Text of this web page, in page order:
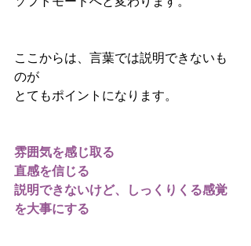
ここからは、言葉では説明できないも
のが
とてもポイントになります。
雰囲気を感じ取る
直感を信じる
説明できないけど、しっくりくる感覚
を大事にする